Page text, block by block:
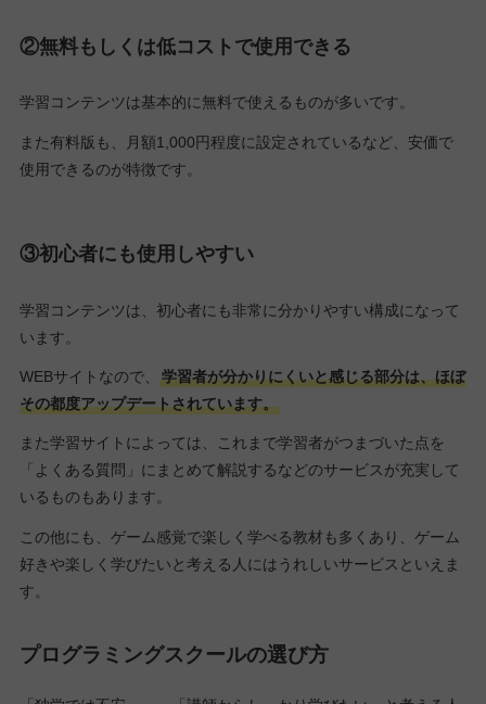
②無料もしくは低コストで使用できる
学習コンテンツは基本的に無料で使えるものが多いです。
また有料版も、月額1,000円程度に設定されているなど、安価で
使用できるのが特徴です。
③初心者にも使用しやすい
学習コンテンツは、初心者にも非常に分かりやすい構成になって
います。
WEBサイトなので、
学習者が分かりにくいと感じる部分は、ほぼ
その都度アップデートされています。
また学習サイトによっては、これまで学習者がつまづいた点を
「よくある質問」にまとめて解説するなどのサービスが充実して
いるものもあります。
この他にも、ゲーム感覚で楽しく学べる教材も多くあり、ゲーム
好きや楽しく学びたいと考える人にはうれしいサービスといえま
す。
プログラミングスクールの選び方